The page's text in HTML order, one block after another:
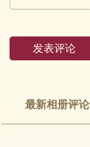
最新相册评论